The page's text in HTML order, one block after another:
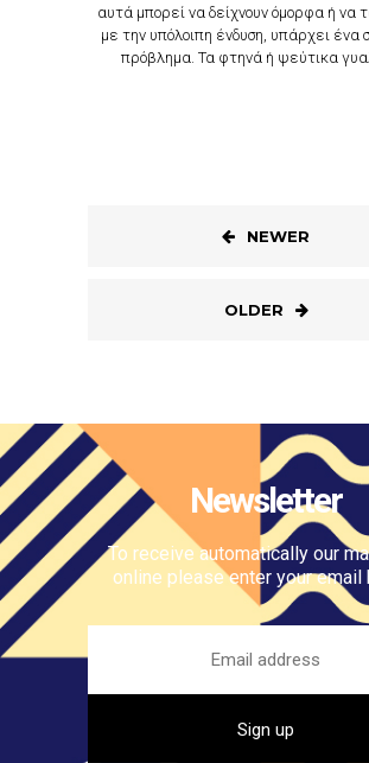
αυτά μπορεί να δείχνουν όμορφα ή να
με την υπόλοιπη ένδυση, υπάρχει ένα
πρόβλημα. Τα φτηνά ή ψεύτικα
NEWER
OLDER
Newsletter
To receive automatically our
online please enter your email